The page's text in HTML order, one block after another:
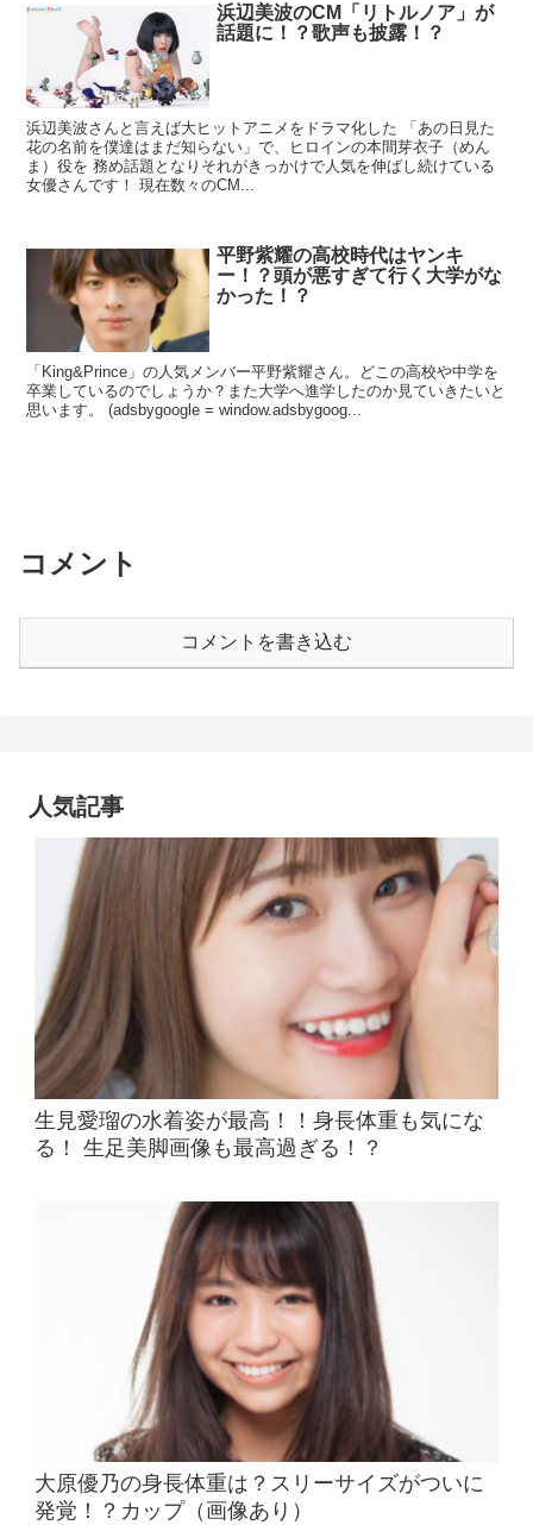
浜辺美波のCM「リトルノア」が
話題に！？歌声も披露！？
浜辺美波さんと言えば大ヒットアニメをドラマ化した 「あの日見た
花の名前を僕達はまだ知らない」で、ヒロインの本間芽衣子（めん
ま）役を 務め話題となりそれがきっかけで人気を伸ばし続けている
女優さんです！ 現在数々のCM...
平野紫耀の高校時代はヤンキ
ー！？頭が悪すぎて行く大学がな
かった！？
「King&Prince」の人気メンバー平野紫耀さん。どこの高校や中学を
卒業しているのでしょうか？また大学へ進学したのか見ていきたいと
思います。 (adsbygoogle = window.adsbygoog...
コメント
コメントを書き込む
人気記事
生見愛瑠の水着姿が最高！！身長体重も気にな
る！ 生足美脚画像も最高過ぎる！？
大原優乃の身長体重は？スリーサイズがついに
発覚！？カップ（画像あり）